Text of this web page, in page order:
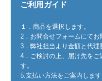
ご利用ガイド
１．商品を選択します。
2．お問合せフォームにてお
3．弊社担当より金額と代理
4．ご検討の上、届け先をご
す。
5.支払い方法をご案内します